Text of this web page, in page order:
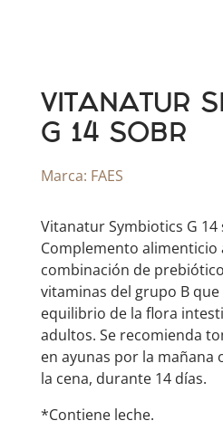
VITANATUR
G 14 SOBR
Marca: FAES
Vitanatur Symbiotics G 14
Complemento alimenticio
combinación de
vitaminas del grupo B
equilibrio de la flora
adultos. Se recomienda
en ayunas por la mañana
la cena, durante 14 días.
*Contiene leche.